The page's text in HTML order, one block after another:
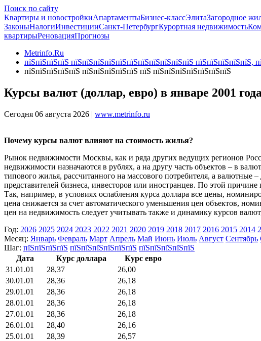
Поиск по сайту
Квартиры и новостройкиАпартаментыБизнес-классЭлитаЗагородное
ЗаконыНалогиИнвестицииСанкт-ПетербургКурортная недвижимость
квартирыРеновацияПрогнозы
Metrinfo.Ru
пїЅпїЅпїЅпїЅ пїЅпїЅпїЅпїЅпїЅпїЅпїЅпїЅпїЅпїЅпїЅ пїЅпїЅпїЅпїЅпїЅ,
пїЅпїЅпїЅпїЅпїЅ пїЅпїЅпїЅпїЅпїЅ пїЅ пїЅпїЅпїЅпїЅпїЅпїЅпїЅ
Курсы валют (доллар, евро) в январе 2001 года
Сегодня 06 августа 2026 | www.metrinfo.ru
Почему курсы валют влияют на стоимость жилья?
Рынок недвижимости Москвы, как и ряда других ведущих регионов
недвижимости назначаются в рублях, а на другу часть объектов – в
типового жилья, рассчитанного на массового потребителя, а
представителей бизнеса, инвесторов или иностранцев. По этой
Так, например, в условиях ослабления курса доллара все цены,
цена снижается за счет автоматического уменьшения цен объектов,
цен на недвижимость следует учитывать также и динамику курсов
Год: 2026 2025 2024 2023 2022 2021 2020 2019 2018 2017 2016 2015 2014
Месяц: Январь Февраль Март Апрель Май Июнь Июль Август Сентябрь
Шаг: пїЅпїЅпїЅпїЅ пїЅпїЅпїЅпїЅпїЅпїЅ пїЅпїЅпїЅпїЅпїЅ
Дата
Курс доллара
Курс евро
31.01.01
28,37
26,00
30.01.01
28,36
26,18
29.01.01
28,36
26,18
28.01.01
28,36
26,18
27.01.01
28,36
26,18
26.01.01
28,40
26,16
25.01.01
28,39
26,57